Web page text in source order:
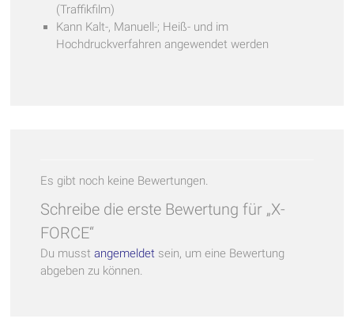
(Traffikfilm)
Kann Kalt-, Manuell-; Heiß- und im
Hochdruckverfahren angewendet werden
Es gibt noch keine Bewertungen.
Schreibe die erste Bewertung für „X-
FORCE“
Du musst angemeldet sein, um eine Bewertung
abgeben zu können.